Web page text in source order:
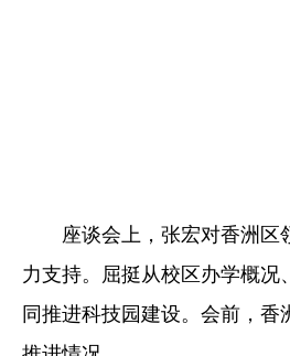
座谈会上，张宏对香洲
力支持。屈挺从校区办学概
同推进科技园建设。 会前，香